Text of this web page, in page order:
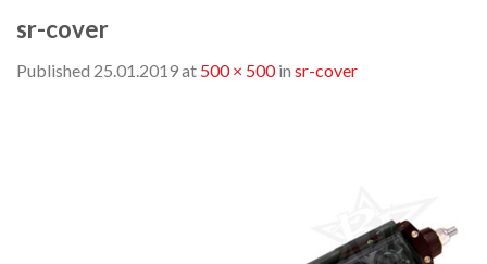
sr-cover
Published 25.01.2019at 500 × 500in sr-cover